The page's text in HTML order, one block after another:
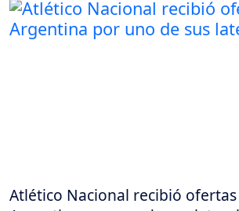
Atlético Nacional recibió